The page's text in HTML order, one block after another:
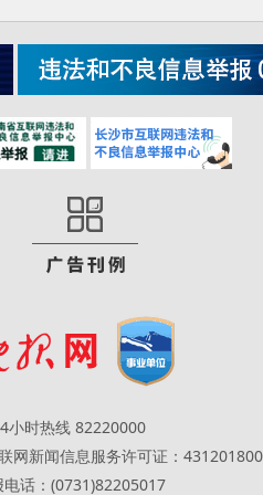
小时热线 82220000
网新闻信息服务许可证：
话：(0731)82205017